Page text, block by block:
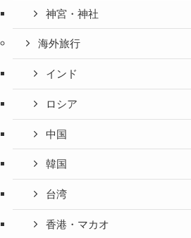
神宮・神社
海外旅行
インド
ロシア
中国
韓国
台湾
香港・マカオ